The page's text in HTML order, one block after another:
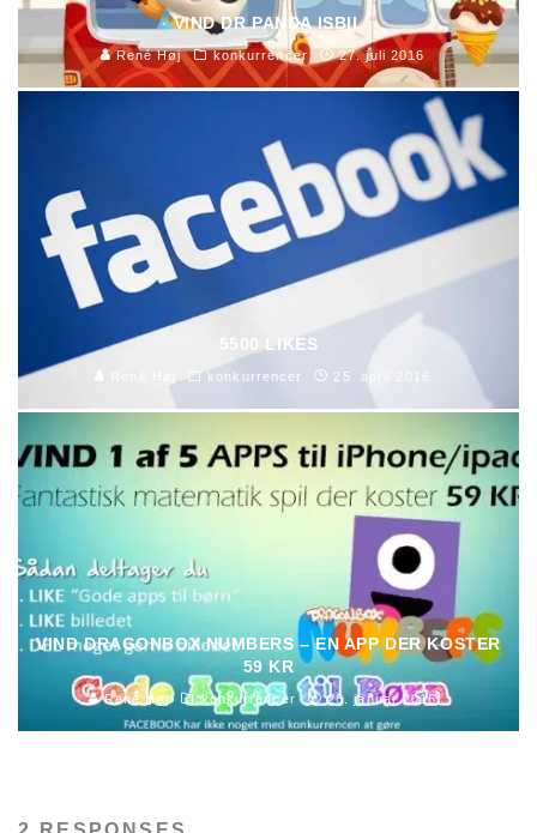
VIND DR PANDA ISBIL
René Høj konkurrencer 27. juli 2016
5500 LIKES
konkurrencer 25. april 2016
VIND DRAGONBOX NUMBERS – EN APP DER KOSTER
59 KR
René Høj konkurrencer 26. januar 2016